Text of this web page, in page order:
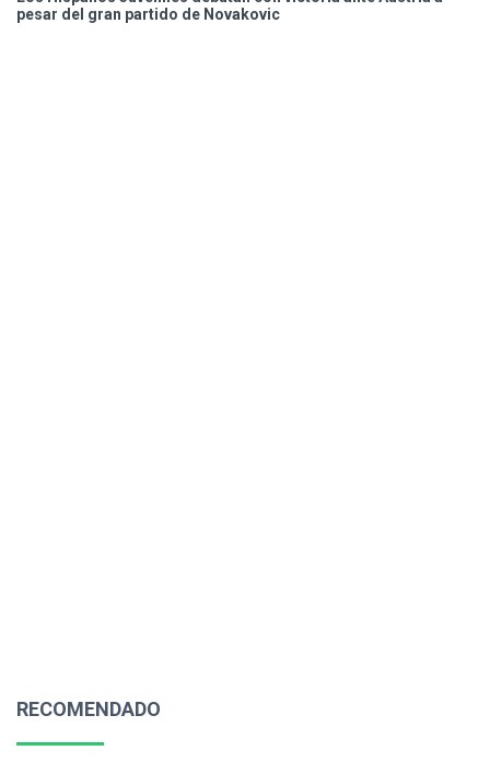
pesar del gran partido de Novakovic
RECOMENDADO